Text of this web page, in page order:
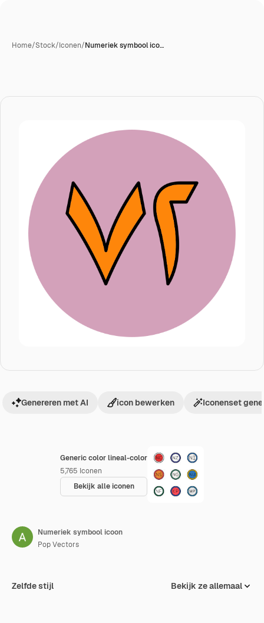
Home/Stock/Iconen/Numeriek symbool ico…
Generic color lineal-color
5,765 Iconen
Bekijk alle iconen
Genereren met AI icon bewerken Iconenset
Numeriek symbool icoon
Pop Vectors
Zelfde stijl Bekijk ze allemaal